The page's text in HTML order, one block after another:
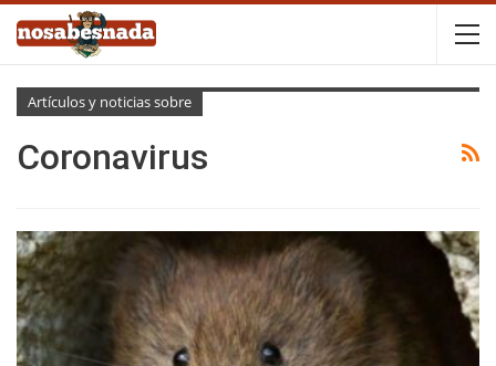
Artículos y noticias sobre
Coronavirus